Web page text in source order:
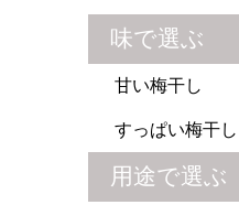
味で選ぶ
甘い梅干し
すっぱい梅干し
用途で選ぶ